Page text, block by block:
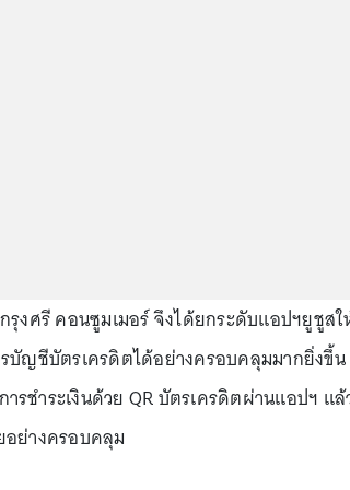
งศรี คอนซูมเมอร์ จึงได้ยกระดับแอปฯยูชูส
บัญชีบัตรเครดิตได้อย่างครอบคลุมมากยิ่งขึ้น
ชำระเงินด้วย QR บัตรเครดิตผ่านแอปฯ แ
อย่างครอบคลุม